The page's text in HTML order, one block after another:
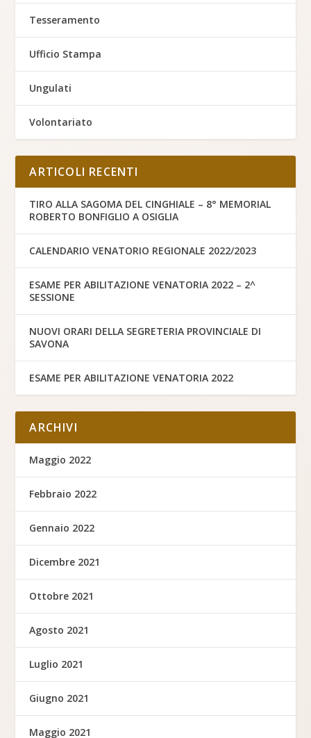
Tesseramento
Ufficio Stampa
Ungulati
Volontariato
ARTICOLI RECENTI
TIRO ALLA SAGOMA DEL CINGHIALE – 8° MEMORIAL
ROBERTO BONFIGLIO A OSIGLIA
CALENDARIO VENATORIO REGIONALE 2022/2023
ESAME PER ABILITAZIONE VENATORIA 2022 – 2^
SESSIONE
NUOVI ORARI DELLA SEGRETERIA PROVINCIALE DI
SAVONA
ESAME PER ABILITAZIONE VENATORIA 2022
ARCHIVI
Maggio 2022
Febbraio 2022
Gennaio 2022
Dicembre 2021
Ottobre 2021
Agosto 2021
Luglio 2021
Giugno 2021
Maggio 2021